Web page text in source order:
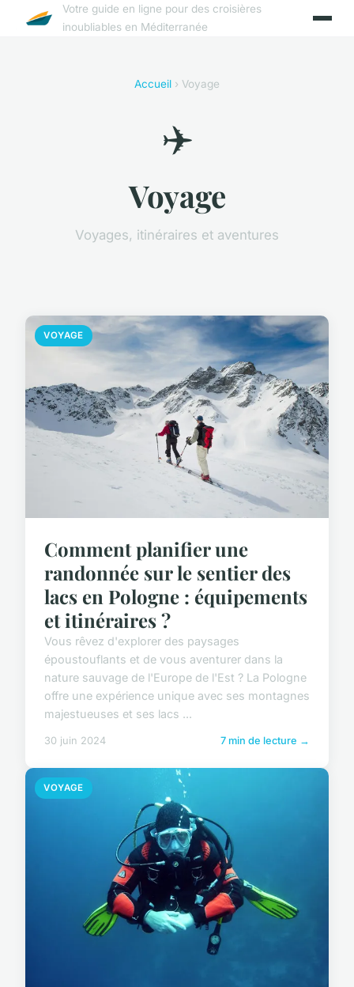
Votre guide en ligne pour des croisières
inoubliables en Méditerranée
Accueil › Voyage
✈️
Voyage
Voyages, itinéraires et aventures
VOYAGE
Comment planifier une
randonnée sur le sentier des
lacs en Pologne : équipements
et itinéraires ?
Vous rêvez d'explorer des paysages
époustouflants et de vous aventurer dans la
nature sauvage de l'Europe de l'Est ? La Pologne
offre une expérience unique avec ses montagnes
majestueuses et ses lacs ...
30 juin 2024 7 min de lecture →
VOYAGE